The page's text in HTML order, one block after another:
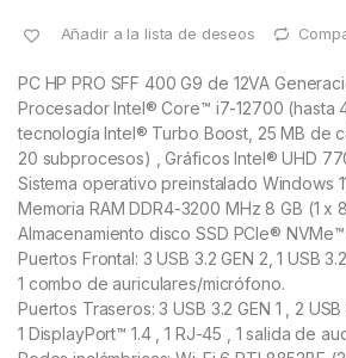
Añadir a la lista de deseos
PC HP PRO SFF 400 G9 de 12VA
Procesador Intel® Core™ i7-12700 (hasta
tecnología Intel® Turbo Boost, 25 MB de
20 subprocesos) , Gráficos Intel® UHD
Sistema operativo preinstalado Windows
Memoria RAM DDR4-3200 MHz 8 GB (1 x
Almacenamiento disco SSD PCIe® NVMe™
Puertos Frontal: 3 USB 3.2 GEN 2, 1 USB
1 combo de auriculares/micrófono.
Puertos Traseros: 3 USB 3.2 GEN 1 , 2 USB
1 DisplayPort™ 1.4 , 1 RJ-45 , 1 salida de